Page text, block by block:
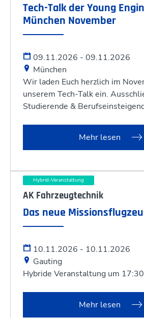
Tech-Talk der Young
München November
09.11.2026 - 09.11.2026
München
Wir laden Euch herzlich im
unserem Tech-Talk ein.
Studierende &
Mehr lesen
Hybrid-Veranstaltung
AK Fahrzeugtechnik
Das neue
10.11.2026 - 10.11.2026
Gauting
Hybride Veranstaltung um
Mehr lesen